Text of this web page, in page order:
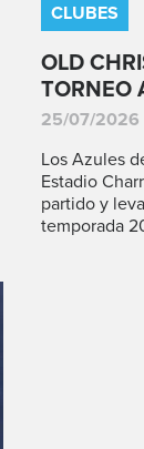
CLUBES
OLD
TORNEO
25/07/2026
Los Azules
Estadio
partido y
temporada